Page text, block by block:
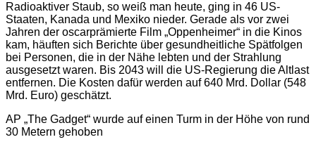
Radioaktiver Staub, so weiß man heute, ging in 46 US-
Staaten, Kanada und Mexiko nieder. Gerade als vor zwei
Jahren der oscarprämierte Film „Oppenheimer“ in die Kinos
kam, häuften sich Berichte über gesundheitliche Spätfolgen
bei Personen, die in der Nähe lebten und der Strahlung
ausgesetzt waren. Bis 2043 will die US-Regierung die Altlast
entfernen. Die Kosten dafür werden auf 640 Mrd. Dollar (548
Mrd. Euro) geschätzt.
AP „The Gadget“ wurde auf einen Turm in der Höhe von rund
30 Metern gehoben